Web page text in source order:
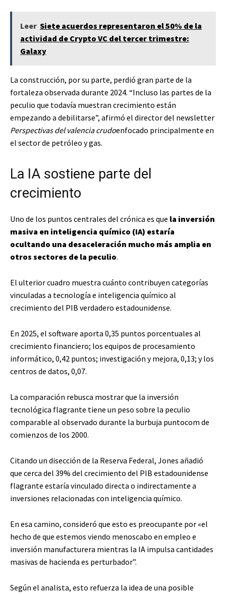
Leer Siete acuerdos representaron el 50% de la
actividad de Crypto VC del tercer trimestre:
Galaxy
La construcción, por su parte, perdió gran parte de la
fortaleza observada durante 2024. “Incluso las partes de la
peculio que todavía muestran crecimiento están
empezando a debilitarse”, afirmó el director del newsletter
Perspectivas del valencia crudoenfocado principalmente en
el sector de petróleo y gas.
La IA sostiene parte del
crecimiento
Uno de los puntos centrales del crónica es que la inversión
masiva en inteligencia químico (IA) estaría
ocultando una desaceleración mucho más amplia en
otros sectores de la peculio.
El ulterior cuadro muestra cuánto contribuyen categorías
vinculadas a tecnología e inteligencia químico al
crecimiento del PIB verdadero estadounidense.
En 2025, el software aporta 0,35 puntos porcentuales al
crecimiento financiero; los equipos de procesamiento
informático, 0,42 puntos; investigación y mejora, 0,13; y los
centros de datos, 0,07.
La comparación rebusca mostrar que la inversión
tecnológica flagrante tiene un peso sobre la peculio
comparable al observado durante la burbuja puntocom de
comienzos de los 2000.
Citando un disección de la Reserva Federal, Jones añadió
que cerca del 39% del crecimiento del PIB estadounidense
flagrante estaría vinculado directa o indirectamente a
inversiones relacionadas con inteligencia químico.
En esa camino, consideró que esto es preocupante por «el
hecho de que estemos viendo menoscabo en empleo e
inversión manufacturera mientras la IA impulsa cantidades
masivas de hacienda es perturbador”.
Según el analista, esto refuerza la idea de una posible